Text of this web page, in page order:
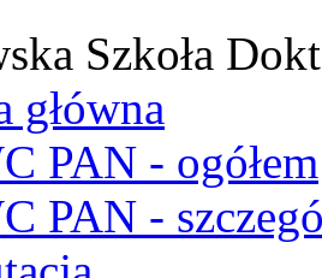
Szkoła
główna
PAN - ogółem
PAN -